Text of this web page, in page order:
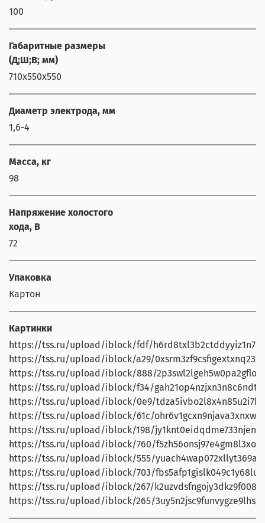
100
Габаритные размеры
(Д;Ш;В; мм)
710x550x550
Диаметр электрода, мм
1,6-4
Масса, кг
98
Напряжение холостого
хода, В
72
Упаковка
Картон
Картинки
https://tss.ru/upload/iblock/fdf/
https://tss.ru/upload/iblock/a29/
https://tss.ru/upload/iblock/888/
https://tss.ru/upload/iblock/f34/
https://tss.ru/upload/iblock/0e9/
https://tss.ru/upload/iblock/61c/
https://tss.ru/upload/iblock/198/
https://tss.ru/upload/iblock/760/
https://tss.ru/upload/iblock/555/
https://tss.ru/upload/iblock/703/
https://tss.ru/upload/iblock/267/
https://tss.ru/upload/iblock/265/